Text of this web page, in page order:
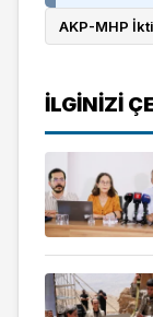
AKP-MHP
İLGINIZI